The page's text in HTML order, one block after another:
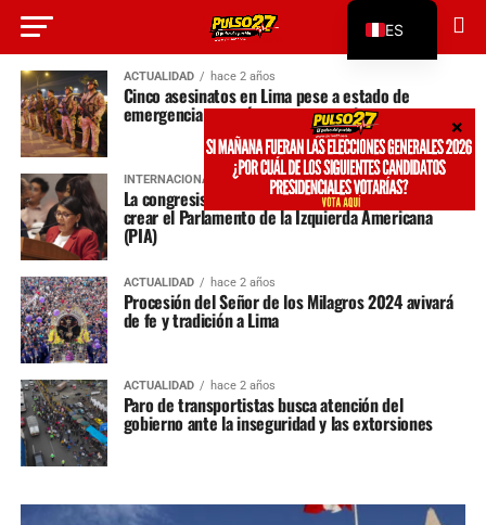
ACTUALIDAD hace 2 años
Cinco asesinatos en Lima pese a estado de
emergencia por crímenes y extorsiones
INTERNACIONAL hace 2 años
La congresista Margot Palacios del Perú propone
crear el Parlamento de la Izquierda Americana
(PIA)
ACTUALIDAD hace 2 años
Procesión del Señor de los Milagros 2024 avivará
de fe y tradición a Lima
ACTUALIDAD hace 2 años
Paro de transportistas busca atención del
gobierno ante la inseguridad y las extorsiones
ES
EN